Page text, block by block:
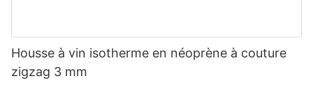
Housse à vin isotherme en néoprène à couture
zigzag 3 mm